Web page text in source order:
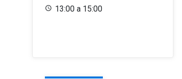
13:00 a 15:00